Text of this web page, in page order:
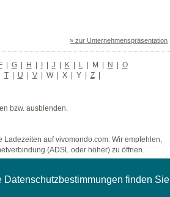
finden Sie
» zur Unternehmenspräsentation
| G | H | I | J | K | L | M | N | O
T | U | V | W | X | Y | Z |
bzw. ausblenden.
auf vivomondo.com. Wir empfehlen,
(ADSL oder höher) zu öffnen.
Unternehmen A-Z